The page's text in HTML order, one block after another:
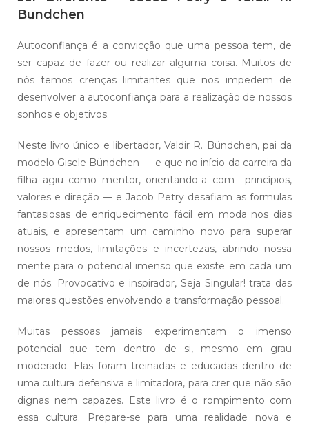
Bundchen
Autoconfiança é a convicção que uma pessoa tem, de
ser capaz de fazer ou realizar alguma coisa. Muitos de
nós temos crenças limitantes que nos impedem de
desenvolver a autoconfiança para a realização de nossos
sonhos e objetivos.
Neste livro único e libertador, Valdir R. Bündchen, pai da
modelo Gisele Bündchen — e que no início da carreira da
filha agiu como mentor, orientando-a com princípios,
valores e direção — e Jacob Petry desafiam as formulas
fantasiosas de enriquecimento fácil em moda nos dias
atuais, e apresentam um caminho novo para superar
nossos medos, limitações e incertezas, abrindo nossa
mente para o potencial imenso que existe em cada um
de nós. Provocativo e inspirador, Seja Singular! trata das
maiores questões envolvendo a transformação pessoal.
Muitas pessoas jamais experimentam o imenso
potencial que tem dentro de si, mesmo em grau
moderado. Elas foram treinadas e educadas dentro de
uma cultura defensiva e limitadora, para crer que não são
dignas nem capazes. Este livro é o rompimento com
essa cultura. Prepare-se para uma realidade nova e